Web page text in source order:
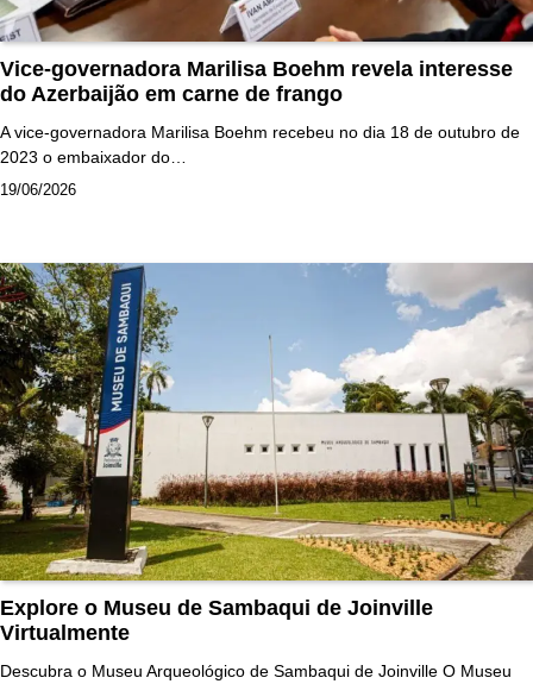
Vice-governadora Marilisa Boehm revela interesse
do Azerbaijão em carne de frango
A vice-governadora Marilisa Boehm recebeu no dia 18 de outubro de
2023 o embaixador do…
19/06/2026
Explore o Museu de Sambaqui de Joinville
Virtualmente
Descubra o Museu Arqueológico de Sambaqui de Joinville O Museu